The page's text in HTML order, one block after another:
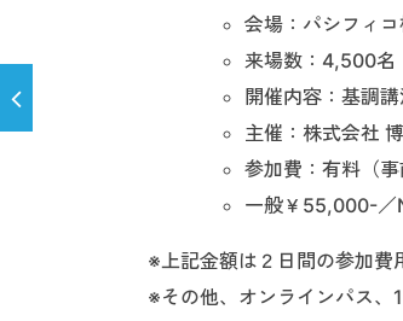
会場：パシフィ
来場数：4,500名
開催内容：基調
主催：株式会社
参加費：有料（事
一般￥55,000-／
※上記金額は２日間の参加費
※その他、オンラインパス、